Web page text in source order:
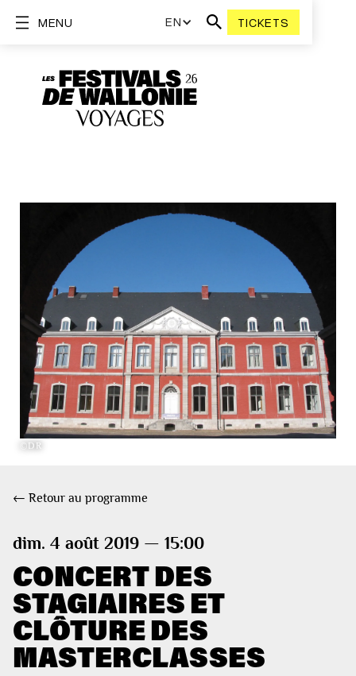
EN TICKETS
MENU
©DR
← Retour au programme
dim. 4 août 2019 — 15:00
CONCERT DES
STAGIAIRES ET
CLÔTURE DES
MASTERCLASSES